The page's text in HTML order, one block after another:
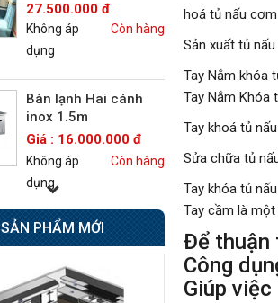
hoá tủ nấu
Sản xuất tủ
Tay Nắm khóa
Tay Nắm Khóa
Tay khoá tủ
Sửa chữa tủ
Tay khóa tủ
Tay cầm là
Để thuận
Công
Giúp
27.500.000 đ
Không áp
dụng
Còn hàng
Bàn lạnh Hai cánh
inox 1.5m
Giá : 16.000.000 đ
Không áp
dụng
Còn hàng
Bếp Âu 6 họng có lò
nướng Berjaya
Giá : 42.500.000 đ
Không áp
Còn hàng
SẢN PHẨM MỚI